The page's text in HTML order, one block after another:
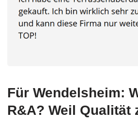
Für Wendelsheim:
R&A? Weil Qualität